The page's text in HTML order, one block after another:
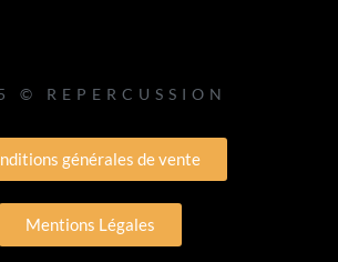
© REPERCUSSION
générales de vente
Mentions Légales